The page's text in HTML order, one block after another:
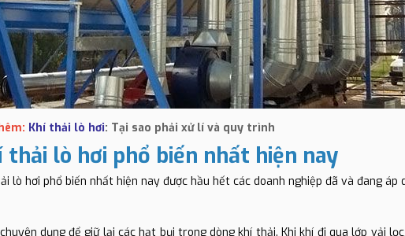
Khí thải lò hơi: Tại sao phải xử lí và quy trình
lò hơi phổ biến nhất hiện nay
lò hơi phổ biến nhất hiện nay được hầu hết các doanh nghiệp đã và đang áp
dụng để giữ lại các hạt bụi trong dòng khí thải. Khi khí đi qua lớp vải